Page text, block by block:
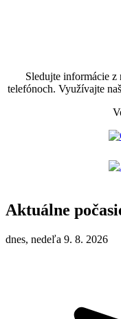
Sledujte informácie
telefónoch. Využívajte
Aktuálne
dnes, nedeľa 9. 8. 2026